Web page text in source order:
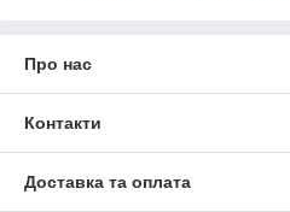
Про нас
Контакти
Доставка та оплата